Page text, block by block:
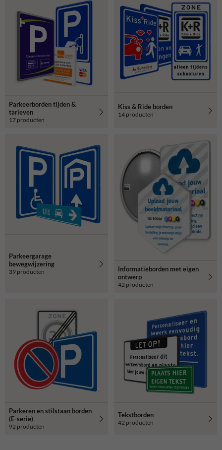
Parkeerborden tijden &
tarieven
17 producten
Kiss & Ride borden
14 producten
Parkeergarage
bewegwijzering
39 producten
Informatieborden met eigen
ontwerp
42 producten
Parkeren en stilstaan borden
(E-serie)
92 producten
Tekstborden
42 producten